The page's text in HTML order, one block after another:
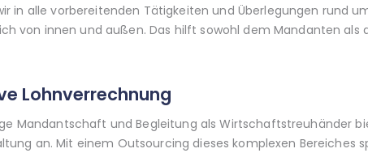
in alle vorbereitenden Tätigkeiten und Überlegungen rund
von innen und außen. Das hilft sowohl dem Mandanten
Lohnverrechnung
Mandantschaft und Begleitung als Wirtschaftstreuhänder
an. Mit einem Outsourcing dieses komplexen Bereiches